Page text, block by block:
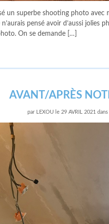
un superbe shooting photo
pensé avoir d’aussi jolies
On se demande […]
AVANT/APRÈS
par LEXOU le 29 AVRIL 2021 dans